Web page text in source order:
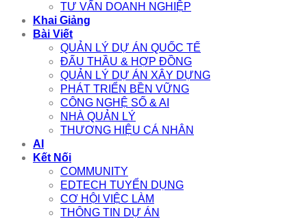
TƯ VẤN DOANH NGHIỆP
Khai Giảng
Bài Viết
QUẢN LÝ DỰ ÁN QUỐC TẾ
ĐẤU THẦU & HỢP ĐỒNG
QUẢN LÝ DỰ ÁN XÂY DỰNG
PHÁT TRIỂN BỀN VỮNG
CÔNG NGHỆ SỐ & AI
NHÀ QUẢN LÝ
THƯƠNG HIỆU CÁ NHÂN
AI
Kết Nối
COMMUNITY
EDTECH TUYỂN DỤNG
CƠ HỘI VIỆC LÀM
THÔNG TIN DỰ ÁN